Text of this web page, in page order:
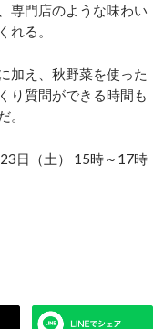
専門店のような味わい
れる。
加え、秋野菜を使った
り質問ができる時間も
。
日（土） 15時～17時